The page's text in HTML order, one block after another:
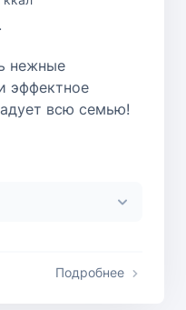
нежные
эффектное
всю семью!
Подробнее